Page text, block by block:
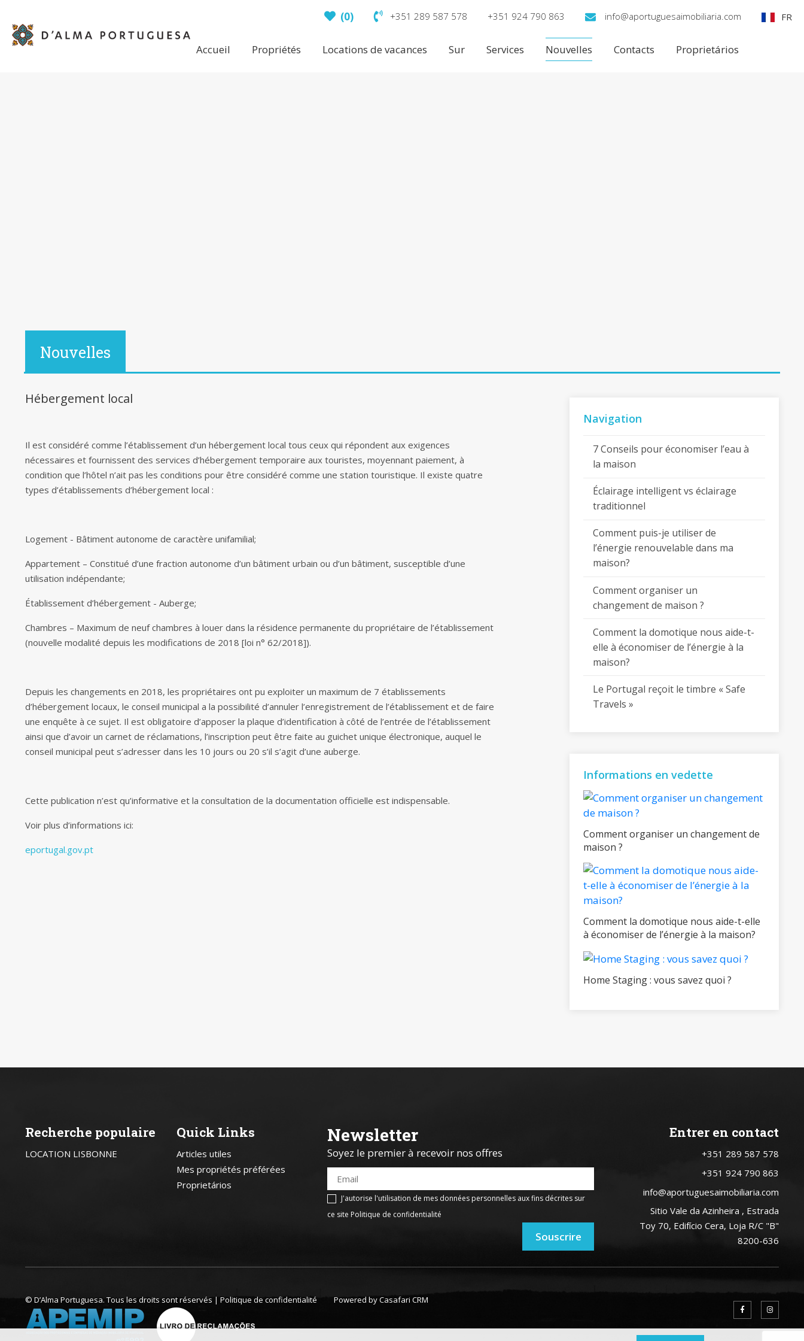
(0) +351 289 587 578 +351 924 790 863 info@aportuguesaimobiliaria.com FR
Accueil Propriétés Locations de vacances Sur Services Nouvelles Contacts Proprietários
Nouvelles
Hébergement local
Il est considéré comme l’établissement d’un hébergement local tous ceux qui répondent aux exigences
nécessaires et fournissent des services d’hébergement temporaire aux touristes, moyennant paiement, à
condition que l’hôtel n’ait pas les conditions pour être considéré comme une station touristique. Il existe quatre
types d’établissements d’hébergement local :
Logement - Bâtiment autonome de caractère unifamilial;
Appartement – Constitué d’une fraction autonome d’un bâtiment urbain ou d’un bâtiment, susceptible d’une
utilisation indépendante;
Établissement d’hébergement - Auberge;
Chambres – Maximum de neuf chambres à louer dans la résidence permanente du propriétaire de l’établissement
(nouvelle modalité depuis les modifications de 2018 [loi n° 62/2018]).
Depuis les changements en 2018, les propriétaires ont pu exploiter un maximum de 7 établissements
d’hébergement locaux, le conseil municipal a la possibilité d’annuler l’enregistrement de l’établissement et de faire
une enquête à ce sujet. Il est obligatoire d’apposer la plaque d’identification à côté de l’entrée de l’établissement
ainsi que d’avoir un carnet de réclamations, l’inscription peut être faite au guichet unique électronique, auquel le
conseil municipal peut s’adresser dans les 10 jours ou 20 s’il s’agit d’une auberge.
Cette publication n’est qu’informative et la consultation de la documentation officielle est indispensable.
Voir plus d’informations ici:
eportugal.gov.pt
Navigation
7 Conseils pour économiser l’eau à
la maison
Éclairage intelligent vs éclairage
traditionnel
Comment puis-je utiliser de
l’énergie renouvelable dans ma
maison?
Comment organiser un
changement de maison ?
Comment la domotique nous aide-t-
elle à économiser de l’énergie à la
maison?
Le Portugal reçoit le timbre « Safe
Travels »
Informations en vedette
Comment organiser un changement de
maison ?
Comment la domotique nous aide-t-elle
à économiser de l’énergie à la maison?
Home Staging : vous savez quoi ?
Recherche populaire
LOCATION LISBONNE
Quick Links
Articles utiles
Mes propriétés préférées
Proprietários
Newsletter
Soyez le premier à recevoir nos offres
J'autorise l'utilisation de mes données personnelles aux fins décrites sur
ce site Politique de confidentialité
Souscrire
Entrer en contact
+351 289 587 578
+351 924 790 863
info@aportuguesaimobiliaria.com
Sitio Vale da Azinheira , Estrada
Toy 70, Edifício Cera, Loja R/C "B"
8200-636
© D’Alma Portuguesa. Tous les droits sont réservés | Politique de confidentialité Powered byCasafari CRM